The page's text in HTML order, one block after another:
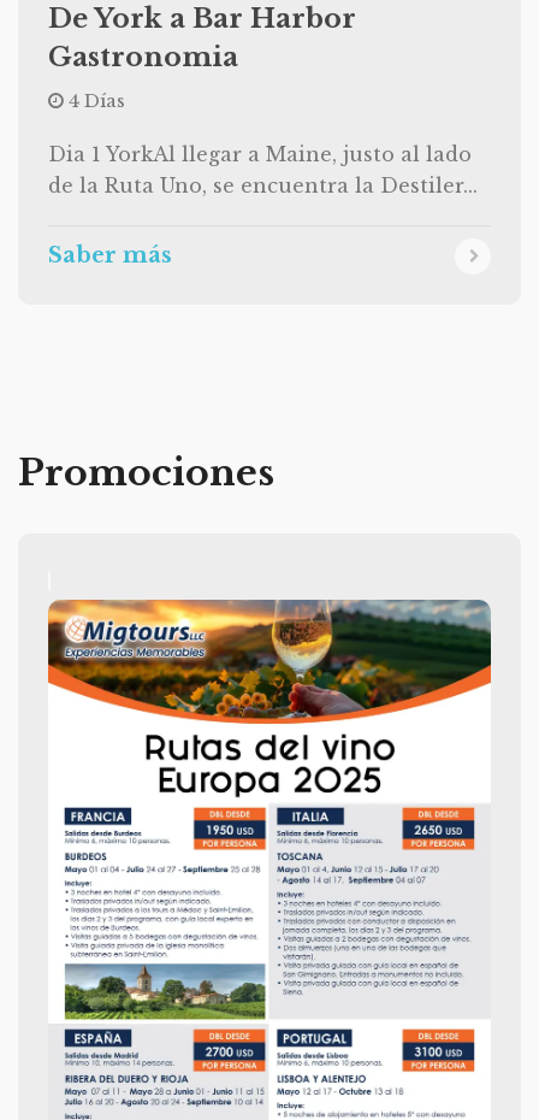
De York a Bar Harbor
Gastronomia
4 Días
Dia 1 YorkAl llegar a Maine, justo al lado
de la Ruta Uno, se encuentra la Destiler...
Saber más
Promociones